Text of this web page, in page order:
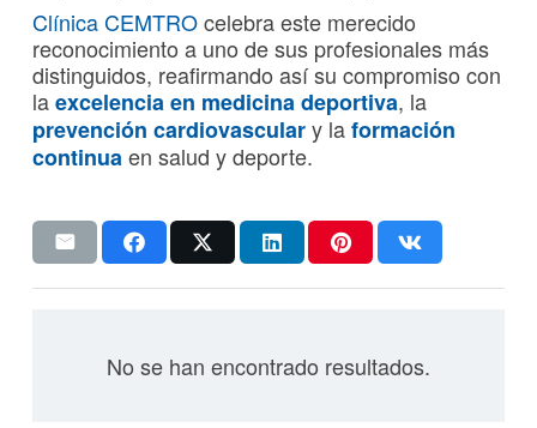
Clínica CEMTROcelebra este merecido
reconocimiento a uno de sus profesionales más
distinguidos, reafirmando así su compromiso con
laexcelencia en medicina deportiva, la
prevención cardiovasculary laformación
continuaen salud y deporte.
No se han encontrado resultados.